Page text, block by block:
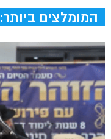
המומלצים ביותר: